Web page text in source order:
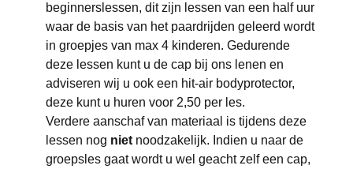
beginnerslessen, dit zijn lessen van een half uur
waar de basis van het paardrijden geleerd wordt
in groepjes van max 4 kinderen. Gedurende
deze lessen kunt u de cap bij ons lenen en
adviseren wij u ook een hit-air bodyprotector,
deze kunt u huren voor 2,50 per les.
Verdere aanschaf van materiaal is tijdens deze
lessen nog niet noodzakelijk. Indien u naar de
groepsles gaat wordt u wel geacht zelf een cap,